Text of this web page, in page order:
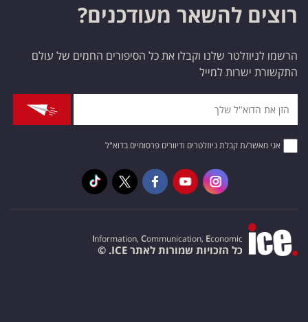
רוצים להשאר מעודכנים?
הרשמו לניוזלטר שלנו וקבלו את כל הסיפורים החמים של עולם
התקשורת ישרות למייל
אני מאשר/ת קבלת ניוזלטרים ודיוורים פרסומיים בדוא"ל
Information, Communication, Economic
כל הזכויות שמורות לאתר ICE. ©